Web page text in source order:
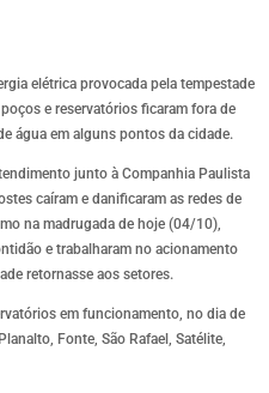
elétrica provocada pela tempestade
e reservatórios ficaram fora de
água em alguns pontos da cidade.
junto à Companhia Paulista
caíram e danificaram as redes de
na madrugada de hoje (04/10),
e trabalharam no acionamento
retornasse aos setores.
em funcionamento, no dia de
Fonte, São Rafael, Satélite,